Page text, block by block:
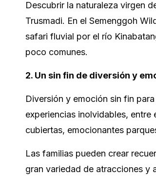
Descubrir la naturaleza virgen
Trusmadi. En el Semenggoh
safari fluvial por el río
poco comunes.
2. Un sin fin de diversión y
Diversión y emoción sin fin
experiencias inolvidables,
cubiertas, emocionantes
Las familias pueden crear
gran variedad de atracciones y